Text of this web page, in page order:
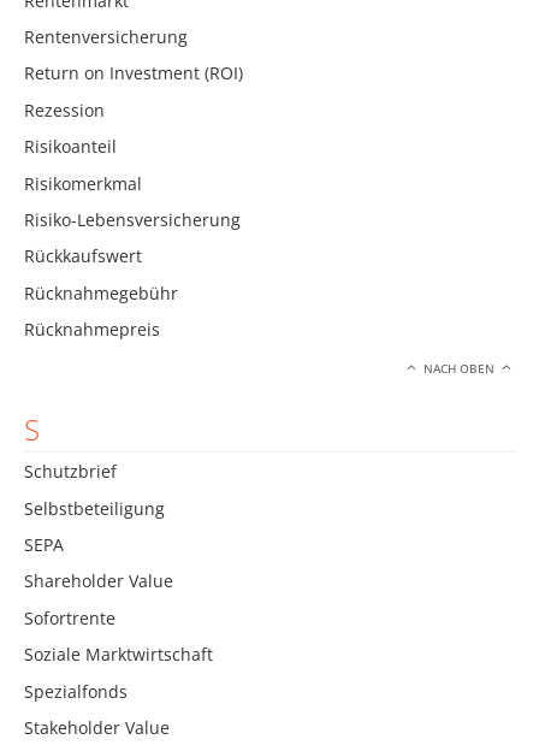
Rentenversicherung
Return on Investment (ROI)
Rezession
Risikoanteil
Risikomerkmal
Risiko-Lebensversicherung
Rückkaufswert
Rücknahmegebühr
Rücknahmepreis
NACH OBEN
S
Schutzbrief
Selbstbeteiligung
SEPA
Shareholder Value
Sofortrente
Soziale Marktwirtschaft
Spezialfonds
Stakeholder Value